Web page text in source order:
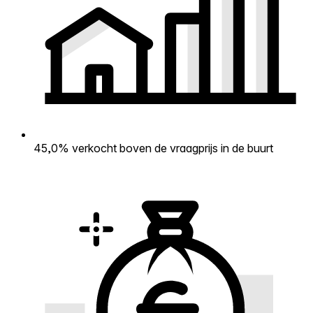
45,0% verkocht boven de vraagprijs in de buurt